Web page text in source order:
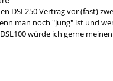
DSL250 Vertrag vor (fast)
man noch "jung" ist und
würde ich gerne